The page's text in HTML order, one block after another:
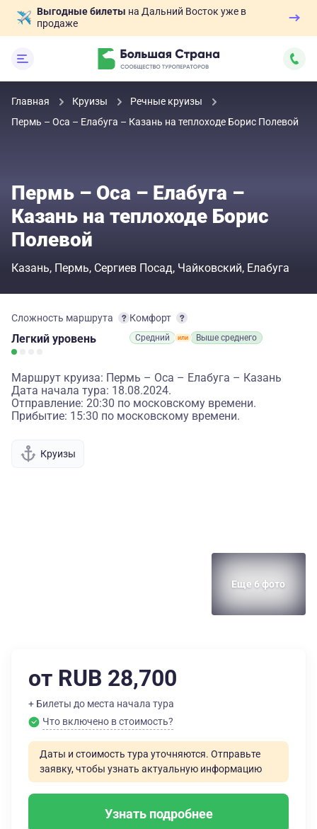
Выгодные билеты на Дальний Восток уже в
продаже
Главная Круизы
Речные круизы
Пермь – Оса – Елабуга – Казань на теплоходе Борис Полевой
Пермь – Оса – Елабуга –
Казань на теплоходе Борис
Полевой
Казань Пермь Сергиев Посад Чайковский Елабуга
Сложность маршрута
Легкий уровень
Комфорт
Средний Выше среднего
Маршрут круиза: Пермь – Оса – Елабуга – Казань
Дата начала тура: 18.08.2024.
Отправление: 20:30 по московскому времени.
Прибытие: 15:30 по московскому времени.
Круизы
Еще 6 фото
от RUB 28,700
+ Билеты до места начала тура
Что включено в стоимость?
Даты и стоимость тура уточняются. Отправьте
заявку, чтобы узнать актуальную информацию
Узнать подробнее